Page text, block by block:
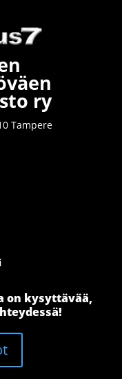
ry
Tampere
on kysyttävää,